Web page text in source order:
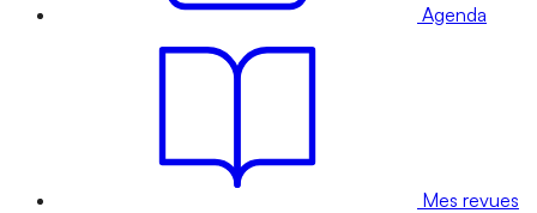
Agenda
Mes revues